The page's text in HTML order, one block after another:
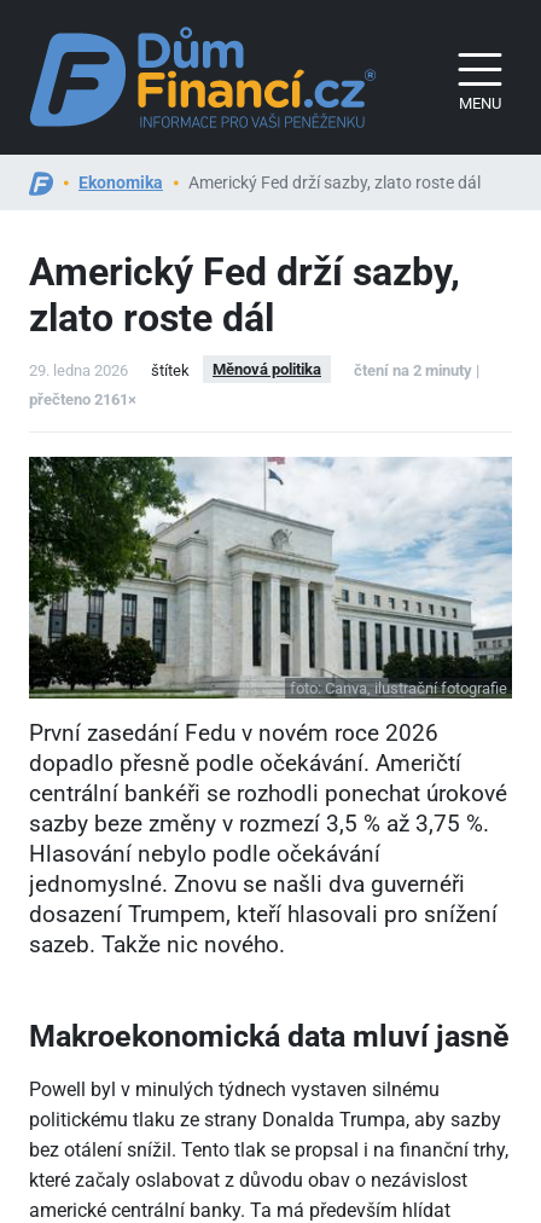
MENU
Ekonomika Americký Fed drží sazby, zlato roste dál
Americký Fed drží sazby,
zlato roste dál
29. ledna 2026 štítek Měnová politika
čtení na 2 minuty |
přečteno 2161×
foto: Canva, ilustrační fotografie
První zasedání Fedu v novém roce 2026
dopadlo přesně podle očekávání. Američtí
centrální bankéři se rozhodli ponechat úrokové
sazby beze změny v rozmezí 3,5 % až 3,75 %.
Hlasování nebylo podle očekávání
jednomyslné. Znovu se našli dva guvernéři
dosazení Trumpem, kteří hlasovali pro snížení
sazeb. Takže nic nového.
Makroekonomická data mluví jasně
Powell byl v minulých týdnech vystaven silnému
politickému tlaku ze strany Donalda Trumpa, aby sazby
bez otálení snížil. Tento tlak se propsal i na finanční trhy,
které začaly oslabovat z důvodu obav o nezávislost
americké centrální banky. Ta má především hlídat